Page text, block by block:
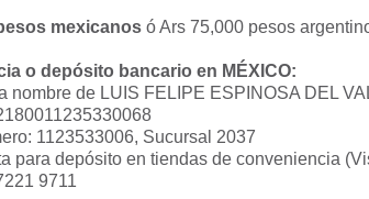
mexicanosó Ars 75,000 pesos
o depósito bancario en MÉXICO:
nombre de LUIS FELIPE ESPINOSA DEL
1123533006, Sucursal 2037
para depósito en tiendas de conveniencia
9711